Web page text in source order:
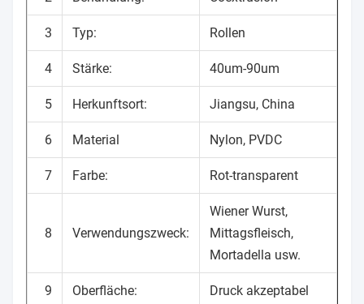
3 Typ: Rollen
4 Stärke: 40um-90um
5 Herkunftsort: Jiangsu, China
6 Material Nylon, PVDC
7 Farbe: Rot-transparent
8 Verwendungszweck:
Wiener Wurst,
Mittagsfleisch,
Mortadella usw.
9 Oberfläche: Druck akzeptabel